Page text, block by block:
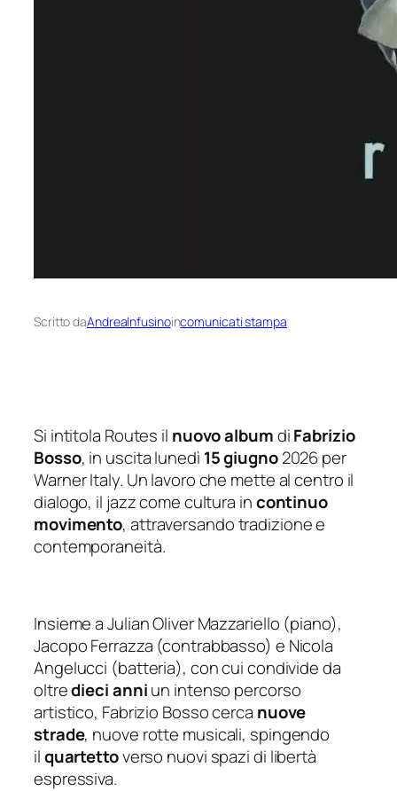
Scritto daAndreaInfusinoincomunicati stampa
Si intitola Routes il nuovo albumdiFabrizio
Bosso, in uscita lunedì 15 giugno2026 per
Warner Italy. Un lavoro che mette al centro il
dialogo, il jazz come cultura incontinuo
movimento, attraversando tradizione e
contemporaneità.
Insieme a Julian Oliver Mazzariello (piano),
Jacopo Ferrazza (contrabbasso) e Nicola
Angelucci (batteria), con cui condivide da
oltredieci anniun intenso percorso
artistico, Fabrizio Bosso cerca nuove
strade, nuove rotte musicali, spingendo
ilquartettoverso nuovi spazi di libertà
espressiva.